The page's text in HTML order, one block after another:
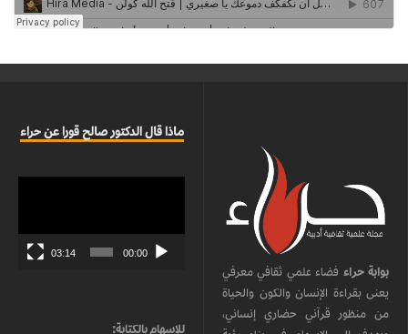
بوابة حراء فضاء علمي ثقافي معرفي
يعنى بقراءة الإنسان والكون والحياة
من منظور قرآني حضاري إنساني،
ماذا قال الدكتور صالح قورا عن حراء
00:00
03:14
للإسهام بالكتابة: